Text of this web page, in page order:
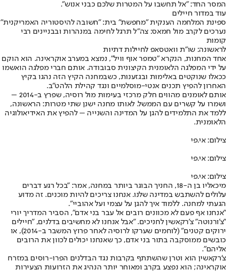
המסר החד: "אל תחשבו על המטרות שלכם כבני אנוש".
עוד במדור חיילים
ספינת המלחמה הענקית "מחפשת" בית: "חשובה להיסטוריה האמריקנית"
נערכים לקרב מול חמאס: צה"ל תרגל לחימה במנהרות ובבניינים רבי
קומות
לראשונה: שו"ת וואטסאפ לחיילות דתיות
אחד המחנות, הנקרא "טמפר אוף וויל", נמצא במערב אוקראינה. הוא הוקם
על ידי המפלגה הלאומנית הקיצונית סבובודה. אותם חברי מפלגה הואשמו
ככאלו שנוקטים באלימות ובגזענות, כשבמחנה הקיץ הזה נהגו בקיץ
האחרון להפיץ תכנים אנטי-מוסלמיים ונגד קהילת הלהט"ב.
אותם לאומנים מהווים חלק מרכזי בעימות מול רוסיה, שפרץ ב-2014 –
ושמרו על קשרים עם הממשל. לאותו מחנה ישנן שתי מטרות: הראשונה,
ללמד את התלמידים להגן על המדינה והשנייה – להפיץ את האידיאולוגיה
הלאומנית.
צילום: אי.פי
צילום: אי.פי
צילום: אי.פי
מיכאליו בן ה-18, החניך הבוגר ביותר במחנה, אמר: "בכל רגע דברים
עלולים להשתבש במדינה שלנו. אנחנו צריכים להיות מוכנים. זה מדוע
הגעתי למחנה. ללמוד איך להגן על עצמי ועל אהוביי".
"אנחנו אף פעם לא מכוונים רובים אל עבר בני אדם", הסביר המדריך יורי
"צ'ורנוטה" צ'רקאשין לחניכים. "אבל אנחנו לא מחשיבים בדלנים, "חיילים
ירוקים קטנים" (לוחמים שערקו לרוסיה לאחר פרוץ המשבר ב-2014), או
כובשים ממוסקבה בתור בני אדם, כך שאנחנו יכולים לכוון את הרובים
אליהם".
צ'רקאשין הוא וטרן שהשתתף בקרבות נגד הבדלנים הפרו-רוסים במזרח
אוקראינה; הוא נפצע בקרב ומאוחר יותר הנהיג את הזרועות הצעירות